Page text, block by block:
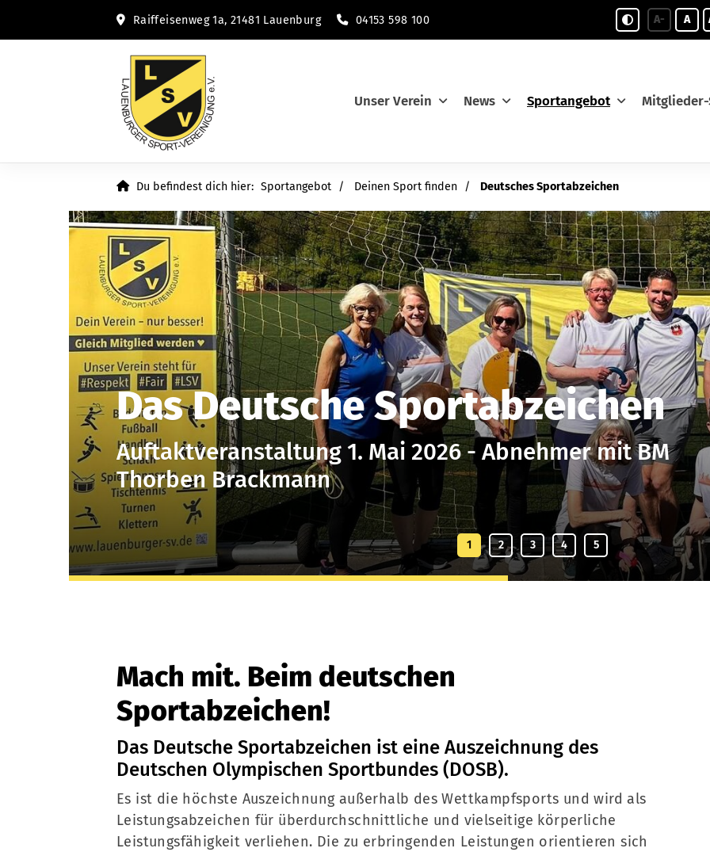
Raiffeisenweg 1a, 21481 Lauenburg 04153 598 100 A- A
Unser Verein News Sportangebot
Du befindest dich hier: Sportangebot Deinen Sport finden Deutsches Sportabzeichen
Das Deutsche Sportabzeichen
Auftaktveranstaltung 1. Mai 2026 - Abnehmer mit BM
Thorben Brackmann
Mach mit. Beim deutschen
Sportabzeichen!
Das Deutsche Sportabzeichen ist eine Auszeichnung des
Deutschen Olympischen Sportbundes (DOSB).
Es ist die höchste Auszeichnung außerhalb des Wettkampfsports und wird als
Leistungsabzeichen für überdurchschnittliche und vielseitige körperliche
Leistungsfähigkeit verliehen. Die zu erbringenden Leistungen orientieren sich
Quicklinks
Sportangebote finden
Unser Sportangebot
Sportsuche
Ausfälle und Vertretungen
Deutsches Sportabzeichen
Alles zur Mitgliedschaft
Downloads
Fragen & Antworten